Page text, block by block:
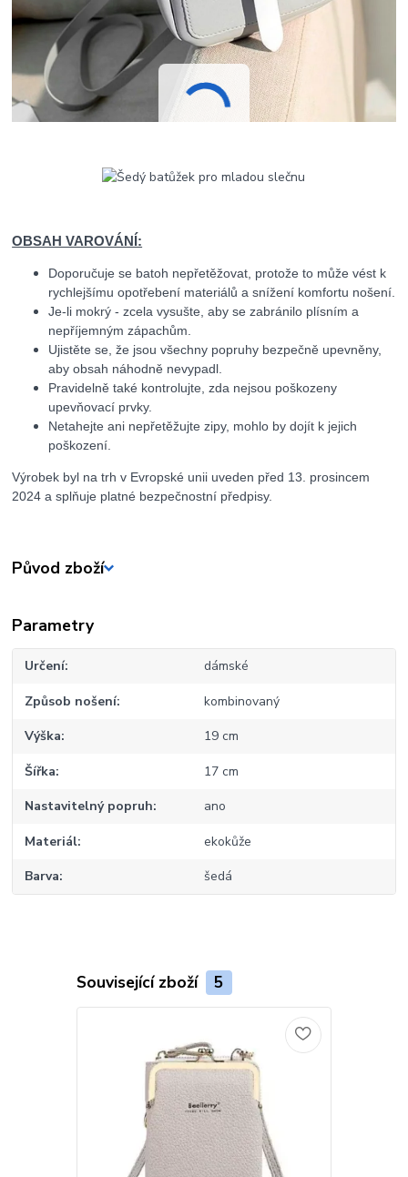
OBSAH VAROVÁNÍ:
Doporučuje se batoh nepřetěžovat, protože to může vést k
rychlejšímu opotřebení materiálů a snížení komfortu nošení.
Je-li mokrý - zcela vysušte, aby se zabránilo plísním a
nepříjemným zápachům.
Ujistěte se, že jsou všechny popruhy bezpečně upevněny,
aby obsah náhodně nevypadl.
Pravidelně také kontrolujte, zda nejsou poškozeny
upevňovací prvky.
Netahejte ani nepřetěžujte zipy, mohlo by dojít k jejich
poškození.
Výrobek byl na trh v Evropské unii uveden před 13. prosincem
2024 a splňuje platné bezpečnostní předpisy.
Původ zboží
Parametry
Určení dámské
Způsob nošení kombinovaný
Výška 19 cm
Šířka 17 cm
Nastavitelný popruh ano
Materiál ekokůže
Barva šedá
Související zboží 5